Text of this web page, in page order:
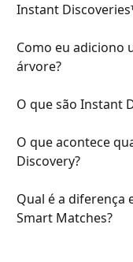
Instant
Como eu adiciono
árvore?
O que são Instant
O que acontece
Discovery?
Qual é a diferença
Smart Matches?